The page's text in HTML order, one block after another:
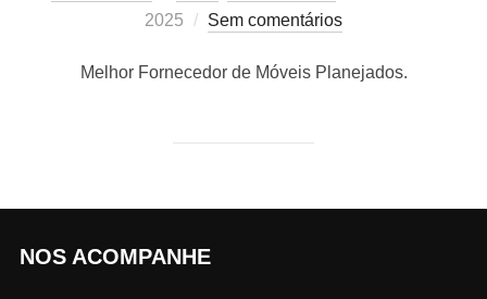
2025
Sem comentários
Melhor Fornecedor de Móveis Planejados.
NOS ACOMPANHE